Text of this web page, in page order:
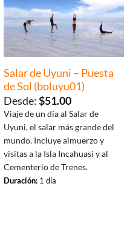
Añadir
a la
lista de
deseos
Salar de Uyuni – Puesta
de Sol (boluyu01)
Desde:$51.00
Viaje de un día al Salar de
Uyuni, el salar más grande del
mundo. Incluye almuerzo y
visitas a la Isla Incahuasi y al
Cementerio de Trenes.
Duración:1 día